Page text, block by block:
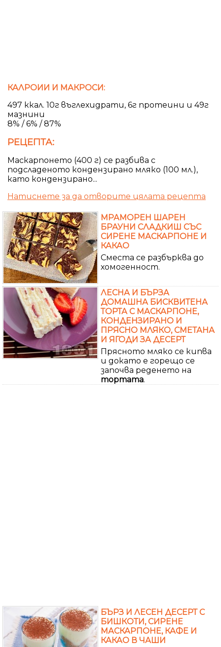
КАЛРОИИ И МАКРОСИ:
497 ккал. 10г въглехидрати, 6г протеини и 49г
мазнини
8% / 6% / 87%
РЕЦЕПТА:
Маскарпонето (400 г) се разбива с
подсладеното кондензирано мляко (100 мл.),
като кондензирано...
Натиснете за да отворите цялата рецепта
МРАМОРЕН ШАРЕН
БРАУНИ СЛАДКИШ СЪС
СИРЕНЕ МАСКАРПОНЕ И
КАКАО
Сместа се разбърква до
хомогенност.
ЛЕСНА И БЪРЗА
ДОМАШНА БИСКВИТЕНА
ТОРТА С МАСКАРПОНЕ,
КОНДЕНЗИРАНО И
ПРЯСНО МЛЯКО, СМЕТАНА
И ЯГОДИ ЗА ДЕСЕРТ
Прясното мляко се кипва
и докато е горещо се
започва реденето на
тортата.
БЪРЗ И ЛЕСЕН ДЕСЕРТ С
БИШКОТИ, СИРЕНЕ
МАСКАРПОНЕ, КАФЕ И
КАКАО В ЧАШИ